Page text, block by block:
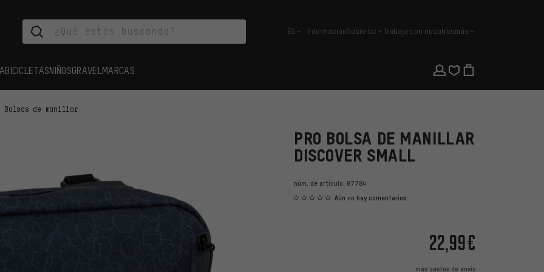
español
ES InformaciónSobre bc Trabaja con nosotrosmás
BICICLETASNIÑOSGRAVEL MARCAS
Bolsas de manillar
PRO BOLSA DE MANILLAR
DISCOVER SMALL
núm. de artículo: 87784
Aún no hay comentarios
22,99€
más gastos de envío